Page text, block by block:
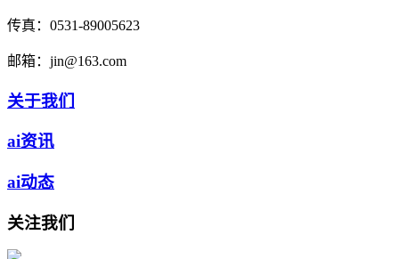
传真： 0531-89005623
邮箱： jin@163.com
关于我们
ai资讯
ai动态
关注我们